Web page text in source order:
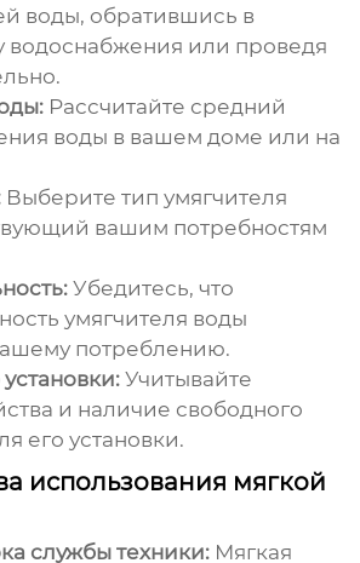
воды, обратившись в
водоснабжения или проведя
Рассчитайте средний
воды в вашем доме или на
Выберите типумягчителя
вашим потребностям
Убедитесь, что
умягчителя воды
потреблению.
Учитывайте
и наличие свободного
его установки.
использования мягкой
службы техники: Мягкая